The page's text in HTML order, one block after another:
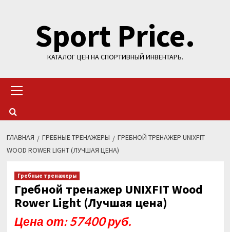
содержимомуSport Price.
КАТАЛОГ ЦЕН НА СПОРТИВНЫЙ ИНВЕНТАРЬ.
меню
ГЛАВНАЯ ГРЕБНЫЕ ТРЕНАЖЕРЫ
ГРЕБНОЙ ТРЕНАЖЕР UNIXFIT
WOOD ROWER LIGHT (ЛУЧШАЯ ЦЕНА)
Гребные тренажеры
Гребной тренажер UNIXFIT Wood
Rower Light (Лучшая цена)
Цена от: 57400 руб.